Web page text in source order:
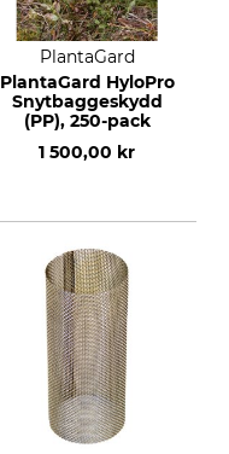
PlantaGard
PlantaGard HyloPro
Snytbaggeskydd
(PP), 250-pack
1 500,00 kr